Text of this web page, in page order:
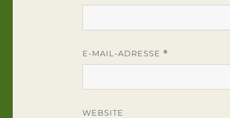
E-MAIL-ADRESSE *
WEBSITE